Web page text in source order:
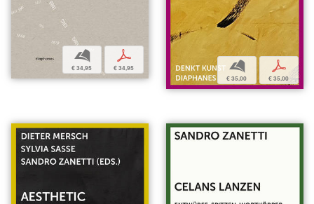
b
€ 34,95
p
€ 34,95 b
€ 35,00
p
€ 35,00